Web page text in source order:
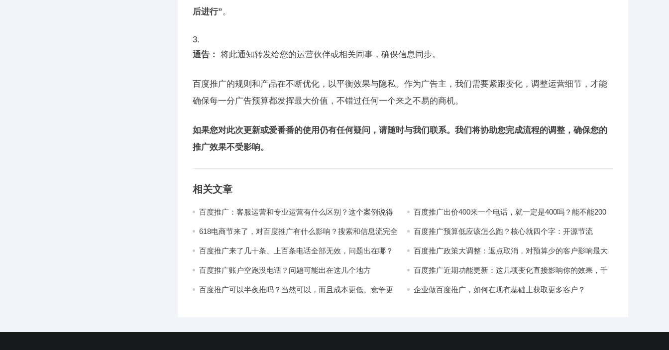
后进行”。
通告： 将此通知转发给您的运营伙伴或相关同事，确保信息同步。
百度推广的规则和产品在不断优化，以平衡效果与隐私。作为广告主，我们需要紧跟变化，调整运营细节，才能
确保每一分广告预算都发挥最大价值，不错过任何一个来之不易的商机。
如果您对此次更新或爱番番的使用仍有任何疑问，请随时与我们联系。我们将协助您完成流程的调整，确保您的
推广效果不受影响。
相关文章
百度推广：客服运营和专业运营有什么区别？这个案例说得
百度推广出价400来一个电话，就一定是400吗？能不能200
618电商节来了，对百度推广有什么影响？搜索和信息流完全
百度推广预算低应该怎么跑？核心就四个字：开源节流
百度推广来了几十条、上百条电话全部无效，问题出在哪？ 百度推广政策大调整：返点取消，对预算少的客户影响最大
百度推广账户空跑没电话？问题可能出在这几个地方
百度推广近期功能更新：这几项变化直接影响你的效果，千
百度推广可以半夜推吗？当然可以，而且成本更低、竞争更
企业做百度推广，如何在现有基础上获取更多客户？